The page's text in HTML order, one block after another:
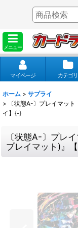
メニュー
マイページ カテゴリ
ホーム > サプライ
>
〔状態A-〕プレイマッ
イ】{-}
〔状態A-〕プレ
プレイマット)』